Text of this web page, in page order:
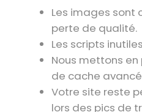
Les images sont
perte de qualité.
Les scripts
Nous mettons
de cache
Votre site reste
lors des pics de